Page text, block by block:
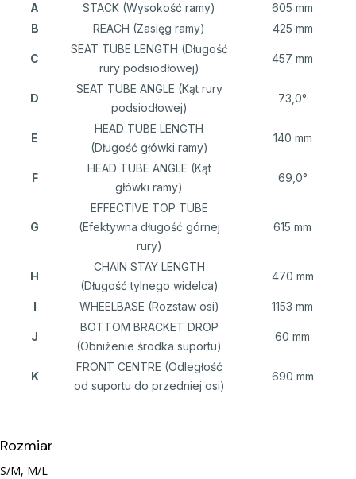
A STACK (Wysokość ramy)
605 mm
B
REACH (Zasięg ramy) 425 mm
C
SEAT TUBE LENGTH (Długość
rury podsiodłowej)
457 mm
D
SEAT TUBE ANGLE (Kąt rury
podsiodłowej)
73,0°
E
HEAD TUBE LENGTH
(Długość główki ramy)
140 mm
F
HEAD TUBE ANGLE (Kąt
główki ramy)
69,0°
G
EFFECTIVE TOP TUBE
(Efektywna długość górnej
rury)
615 mm
H
CHAIN STAY LENGTH
(Długość tylnego widelca)
470 mm
I WHEELBASE (Rozstaw osi) 1153 mm
J
BOTTOM BRACKET DROP
(Obniżenie środka suportu)
60 mm
K
FRONT CENTRE (Odległość
od suportu do przedniej osi)
690 mm
Rozmiar
S/M, M/L